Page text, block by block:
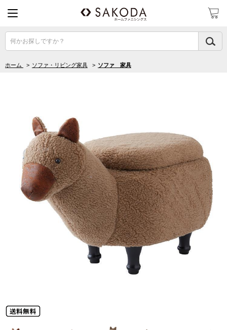
何かお探しですか？
ホーム > ソファ・リビング家具 > ソファ 家具